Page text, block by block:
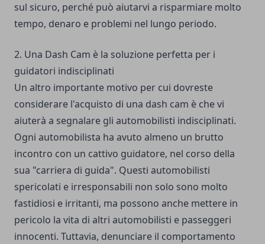
sul sicuro, perché può aiutarvi a risparmiare molto
tempo, denaro e problemi nel lungo periodo.
2. Una Dash Cam è la soluzione perfetta per i
guidatori indisciplinati
Un altro importante motivo per cui dovreste
considerare l'acquisto di una dash cam è che vi
aiuterà a segnalare gli automobilisti indisciplinati.
Ogni automobilista ha avuto almeno un brutto
incontro con un cattivo guidatore, nel corso della
sua "carriera di guida". Questi automobilisti
spericolati e irresponsabili non solo sono molto
fastidiosi e irritanti, ma possono anche mettere in
pericolo la vita di altri automobilisti e passeggeri
innocenti. Tuttavia, denunciare il comportamento